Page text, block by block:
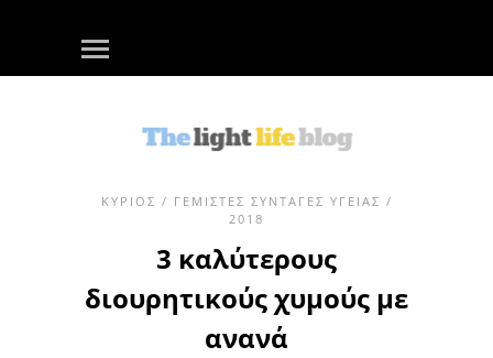
ΚΎΡΙΟΣ / ΓΕΜΙΣΤΈΣ ΣΥΝΤΑΓΈΣ ΥΓΕΊΑΣ /
2018
3 καλύτερους
διουρητικούς χυμούς με
ανανά